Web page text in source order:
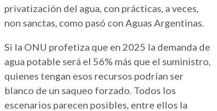
privatización del agua, con prácticas, a veces,
non sanctas, como pasó con Aguas Argentinas.
Si la ONU profetiza que en 2025 la demanda de
agua potable será el 56% más que el suministro,
quienes tengan esos recursos podrían ser
blanco de un saqueo forzado. Todos los
escenarios parecen posibles, entre ellos la